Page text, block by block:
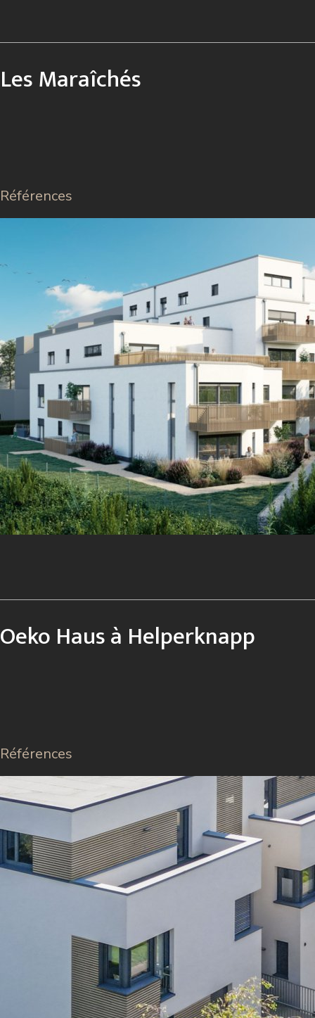
Les Maraîchés
Références
Oeko Haus à Helperknapp
Références